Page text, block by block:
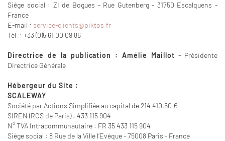
Siège social : ZI de Bogues - Rue Gutenberg - 31750 Escalquens -
France
E-mail : service-clients@piktos.fr
Tél. : +33 (0)5 61 00 09 86
Directrice de la publication : Amélie Maillot - Présidente
Directrice Générale
Hébergeur du Site :
SCALEWAY
Société par Actions Simplifiée au capital de 214 410,50 €
SIREN (RCS de Paris) : 433 115 904
N° TVA Intracommunautaire : FR 35 433 115 904
Siège social : 8 Rue de la Ville l’Evêque - 75008 Paris - France